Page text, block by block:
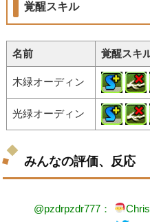
覚醒スキル
名前 覚醒スキ
木緑オーディン
光緑オーディン
みんなの評価、反応
@pzdrpzdr777：